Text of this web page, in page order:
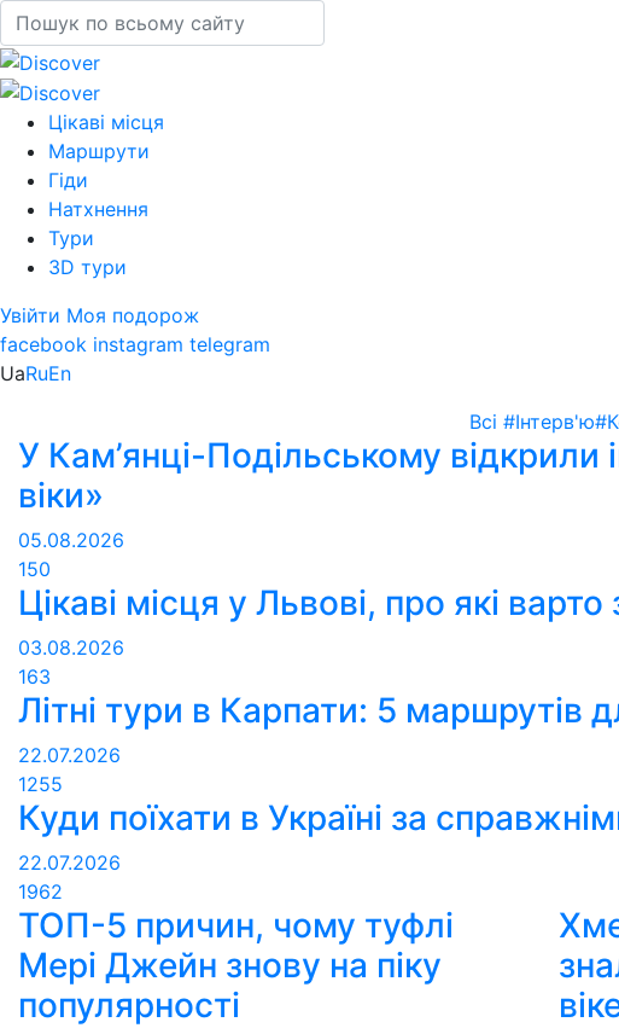
Цікаві місця
Маршрути
Гіди
Натхнення
Тури
3D тури
Увійти Моя подорож
facebook instagram telegram
UaRuEn
Всі #Інтерв'ю
У Кам’янці-Подільському відкрили
віки»
05.08.2026
150
Цікаві місця у Львові, про які варто
03.08.2026
163
Літні тури в Карпати: 5 маршрутів
22.07.2026
1255
Куди поїхати в Україні за
22.07.2026
1962
ТОП-5 причин, чому туфлі
Мері Джейн знову на піку
популярності